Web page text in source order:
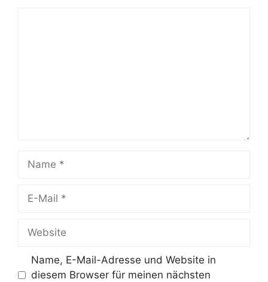
Name
Website
Name, E-Mail-Adresse und Website in
diesem Browser für meinen nächsten